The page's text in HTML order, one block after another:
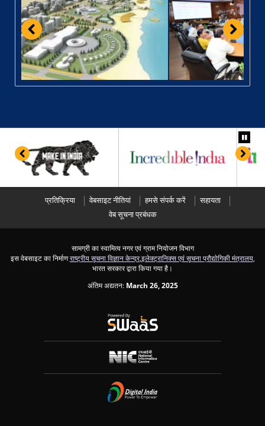
प्रतिक्रिया वेबसाइट नीतियां हमसे संपर्क करें
सहायता
वेब सूचना प्रबंधक
सामग्री का स्वामित्व नगर एवं ग्राम नियोजन विभाग
इस वेबसाइट का निर्माणराष्ट्रीय सूचना विज्ञान केन्द्र,इलेक्ट्रानिक्स एवं सूचना प्रौद्योगिकी मंत्रालय,
भारत सरकार द्वारा किया गया है।
अंतिम अद्यतन: March 26, 2025